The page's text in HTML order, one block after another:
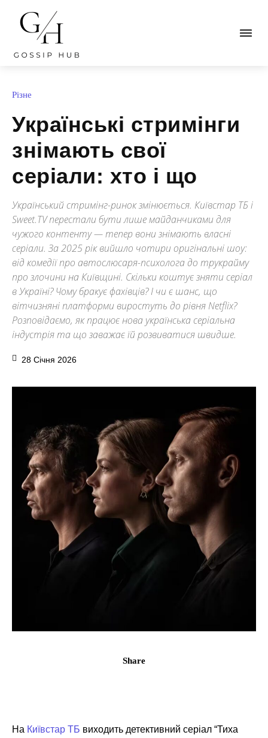
Різне
Українські стримінги
знімають свої
серіали: хто і що
Український стримінг-ринок змінюється. Київстар ТБ і
Sweet.TV перестали бути лише майданчиками для
чужого контенту — тепер вони знімають власні
серіали. За 2025 рік вийшло чотири оригінальні шоу:
від комедії про автослюсаря-психолога до трукрайму
про злочини на Київщині. Скільки коштує зняти серіал
в Україні? Чому бракує фахівців? І чи є шанс, що
вітчизняні платформи виростуть до рівня Netflix?
Розповідаємо, як працює нова українська серіальна
індустрія та що заважає їй розвиватися швидше.
28 Січня 2026
Share
На Київстар ТБ виходить детективний серіал “Тиха